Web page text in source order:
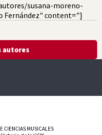
susana-moreno-
Fernández" content="]
autores
CIENCIAS MUSICALES